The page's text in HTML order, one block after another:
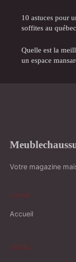
10 astuces pour
soffites au québec
Quelle est la
un espace
Votre magazine
LIENS
Accueil
LÉGAL